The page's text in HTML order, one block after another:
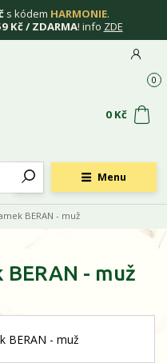
s kódem HARMONIE.
Kč / ZDARMA! info ZDE
Menu
0
0 Kč
BERAN - muž
- muž